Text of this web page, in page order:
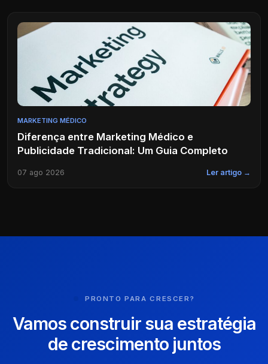
MARKETING MÉDICO
Diferença entre Marketing Médico e
Publicidade Tradicional: Um Guia Completo
07 ago 2026 Ler artigo →
PRONTO PARA CRESCER?
Vamos construir sua estratégia
de crescimento juntos